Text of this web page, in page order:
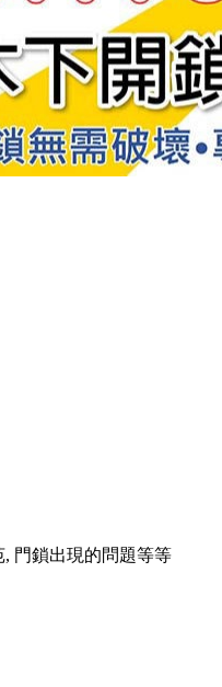
門鎖出現的問題等等